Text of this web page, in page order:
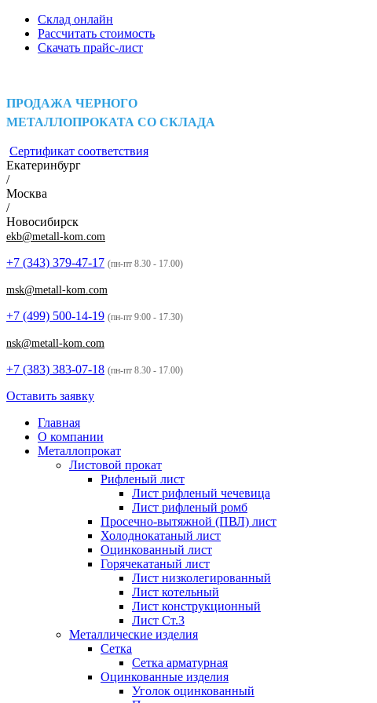
Склад онлайн
Рассчитать стоимость
Скачать прайс-лист
ПРОДАЖА ЧЕРНОГО
МЕТАЛЛОПРОКАТА СО СКЛАДА
Сертификат соответствия
Екатеринбург
/
Москва
/
Новосибирск
ekb@metall-kom.com
+7 (343) 379-47-17 (пн-пт 8.30 - 17.00)
msk@metall-kom.com
+7 (499) 500-14-19 (пн-пт 9:00 - 17.30)
nsk@metall-kom.com
+7 (383) 383-07-18 (пн-пт 8.30 - 17.00)
Оставить заявку
Главная
О компании
Металлопрокат
Листовой прокат
Рифленый лист
Лист рифленый чечевица
Лист рифленый ромб
Просечно-вытяжной (ПВЛ) лист
Холоднокатаный лист
Оцинкованный лист
Горячекатаный лист
Лист низколегированный
Лист котельный
Лист конструкционный
Лист Ст.3
Металлические изделия
Сетка
Сетка арматурная
Оцинкованные изделия
Уголок оцинкованный